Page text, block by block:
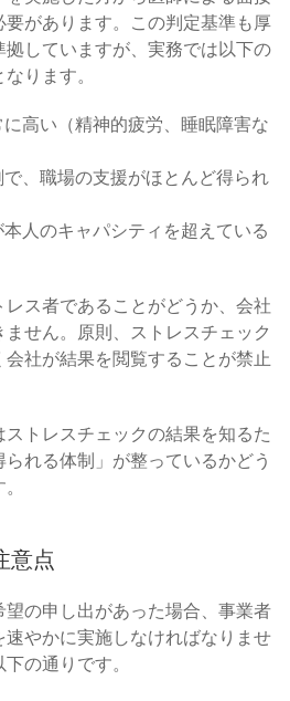
があります。この判定基準も厚
していますが、実務では以下の
ります。
高い（精神的疲労、睡眠障害な
、職場の支援がほとんど得られ
人のキャパシティを超えている
ス者であることがどうか、会社
せん。原則、ストレスチェック
社が結果を閲覧することが禁止
トレスチェックの結果を知るた
れる体制」が整っているかどう
意点
の申し出があった場合、事業者
やかに実施しなければなりませ
の通りです。